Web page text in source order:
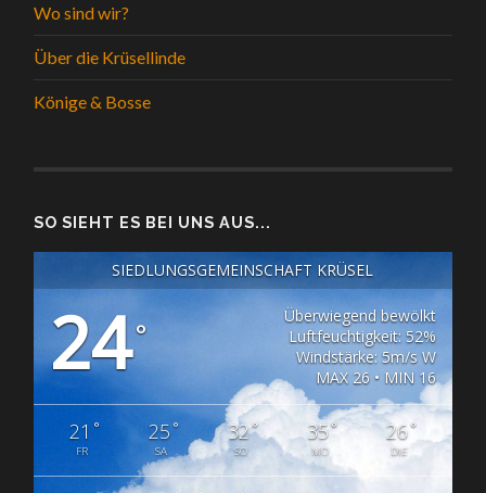
Wo sind wir?
Über die Krüsellinde
Könige & Bosse
SO SIEHT ES BEI UNS AUS...
SIEDLUNGSGEMEINSCHAFT KRÜSEL
24°
Überwiegend bewölkt
Luftfeuchtigkeit: 52%
Windstärke: 5m/s W
MAX 26 • MIN 16
21 °
FR
25°
SA
32°
SO
35°
MO
26°
DIE